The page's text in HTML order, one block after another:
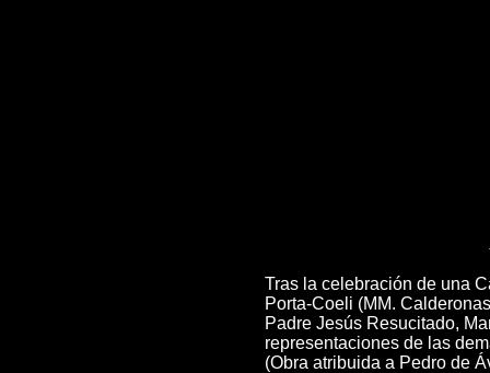
Tras la celebración de una
Porta-Coeli (MM.
Padre Jesús Resucitado,
representaciones de las
(Obra atribuida a Pedro de